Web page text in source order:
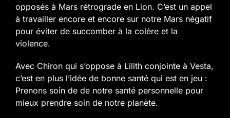
opposés à Mars rétrograde en Lion. C’est un appel
à travailler encore et encore sur notre Mars négatif
pour éviter de succomber à la colère et la
violence.
Avec Chiron qui s’oppose à Lilith conjointe à Vesta,
c’est en plus l’idée de bonne santé qui est en jeu :
Prenons soin de de notre santé personnelle pour
mieux prendre soin de notre planète.